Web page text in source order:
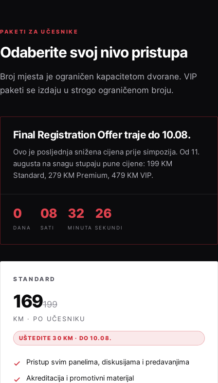
PAKETI ZA UČESNIKE
Odaberite svoj nivo pristupa
Broj mjesta je ograničen kapacitetom dvorane. VIP
paketi se izdaju u strogo ograničenom broju.
Final Registration Offer traje do 10.08.
Ovo je posljednja snižena cijena prije simpozija. Od 11.
augusta na snagu stupaju pune cijene: 199 KM
Standard, 279 KM Premium, 479 KM VIP.
0
DANA
08
SATI
32
MINUTA
24
SEKUNDI
STANDARD
169199
KM · PO UČESNIKU
UŠTEDITE 30 KM · DO 10.08.
Pristup svim panelima, diskusijama i predavanjima
Akreditacija i promotivni materijal